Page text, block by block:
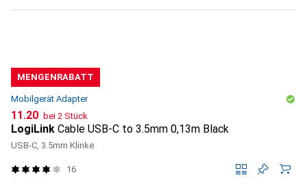
MENGENRABATT
Mobilgerät Adapter
CHF
11.20 bei 2 Stück
LogiLink Cable USB-C to 3.5mm 0,13m Black
USB-C, 3.5mm Klinke
16